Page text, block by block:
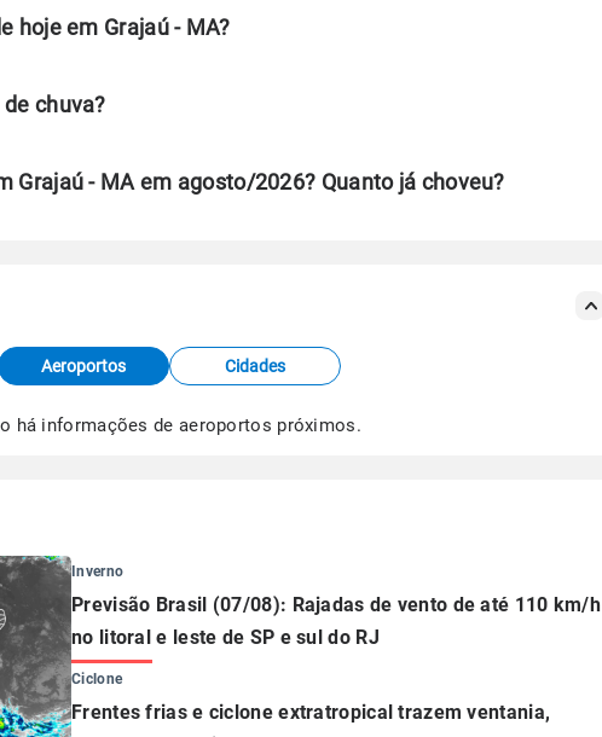
hoje em Grajaú - MA?
chuva?
Grajaú - MA em agosto/2026? Quanto já choveu?
(CPTEC).
Aeroportos Cidades
há informações de aeroportos próximos.
Inverno
Previsão Brasil (07/08): Rajadas de vento de até 110 km/h
no litoral e leste de SP e sul do RJ
Ciclone
Frentes frias e ciclone extratropical trazem ventania,